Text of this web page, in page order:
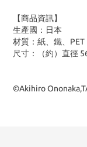
【商品資訊】
生產國：日本
材質：紙、鐵、PET
尺寸：（約）直徑
©Akihiro